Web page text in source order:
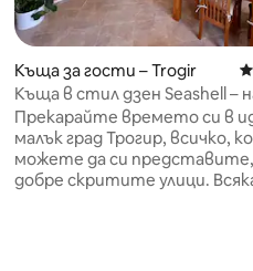
4,78 от 5, 125 отзива
Къща за гости – Trogir
Къща в стил дзен Seashell –
минути от центъра на
Прекарайте времето си в
малък град Трогир, всичко,
можете да си
добре скритите улици.